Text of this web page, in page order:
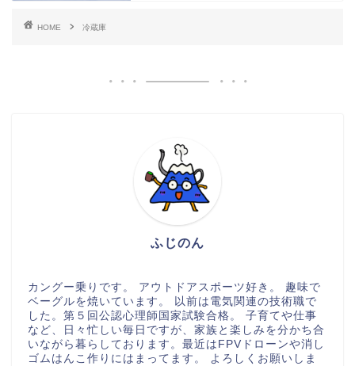
HOME 冷蔵庫
ふじのん
カングー乗りです。 アウトドアスポーツ好き。 趣味で
ベーグルを焼いています。 以前は電気関連の技術職で
した。第５回公認心理師国家試験合格。 子育てや仕事
など、日々忙しい毎日ですが、家族と楽しみを分かち合
いながら暮らしております。最近はFPVドローンや消し
ゴムはんこ作りにはまってます。 よろしくお願いしま